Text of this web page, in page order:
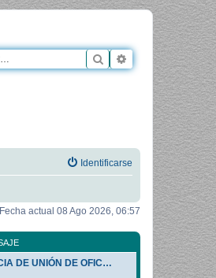
Buscar Búsqueda
Identificarse
Fecha actual 08 Ago 2026, 06:57
DE UNIÓN DE OFIC…